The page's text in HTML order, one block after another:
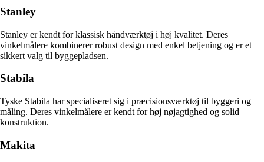
Stanley
Stanley er kendt for klassisk håndværktøj i høj kvalitet. Deres
vinkelmålere kombinerer robust design med enkel betjening og er et
sikkert valg til byggepladsen.
Stabila
Tyske Stabila har specialiseret sig i præcisionsværktøj til byggeri og
måling. Deres vinkelmålere er kendt for høj nøjagtighed og solid
konstruktion.
Makita